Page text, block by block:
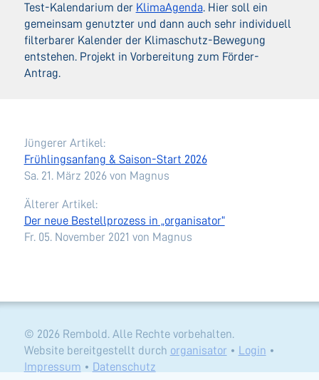
Test-Kalendarium der KlimaAgenda. Hier soll ein
gemeinsam genutzter und dann auch sehr individuell
filterbarer Kalender der Klimaschutz-Bewegung
entstehen. Projekt in Vorbereitung zum Förder-
Antrag.
Jüngerer Artikel:
Frühlingsanfang & Saison-Start 2026
Sa. 21. März 2026 von Magnus
Älterer Artikel:
Der neue Bestellprozess in „organisator“
Fr. 05. November 2021 von Magnus
© 2026 Rembold. Alle Rechte vorbehalten.
Website bereitgestellt durch organisator • Login •
Impressum • Datenschutz